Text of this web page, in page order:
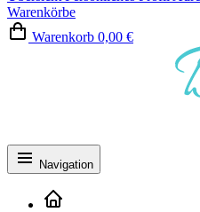
Warenkörbe
Warenkorb 0,00 €
Navigation